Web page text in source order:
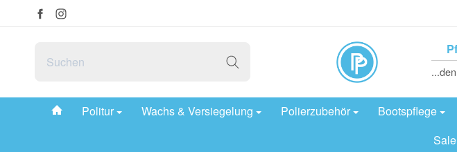
#custom.linkHome#
Politur Wachs & Versiegelung Polierzubehör Bootspflege
Sale